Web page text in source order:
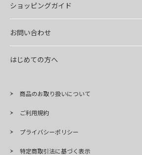
ショッピングガイド
お問い合わせ
はじめての方へ
商品のお取り扱いについて
ご利用規約
プライバシーポリシー
特定商取引法に基づく表示